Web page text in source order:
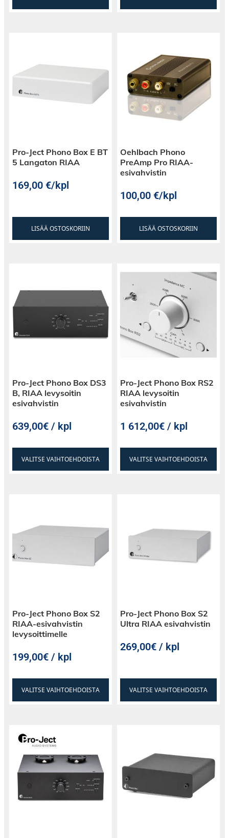
Pro-Ject Phono Box E BT
5 Langaton RIAA
169,00€/kpl
LISÄÄ OSTOSKORIIN
Oehlbach Phono
PreAmp Pro RIAA-
esivahvistin
100,00€/kpl
LISÄÄ OSTOSKORIIN
Pro-Ject Phono Box DS3
B, RIAA levysoitin
esivahvistin
639,00€ / kpl
VALITSE VAIHTOEHDOISTA
Pro-Ject Phono Box RS2
RIAA levysoitin
esivahvistin
1 612,00€ / kpl
VALITSE VAIHTOEHDOISTA
Pro-Ject Phono Box S2
RIAA-esivahvistin
levysoittimelle
199,00€ / kpl
VALITSE VAIHTOEHDOISTA
Pro-Ject Phono Box S2
Ultra RIAA esivahvistin
269,00€ / kpl
VALITSE VAIHTOEHDOISTA